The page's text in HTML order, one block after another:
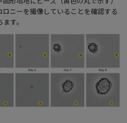
ニーを撮像していることを確認する
す。